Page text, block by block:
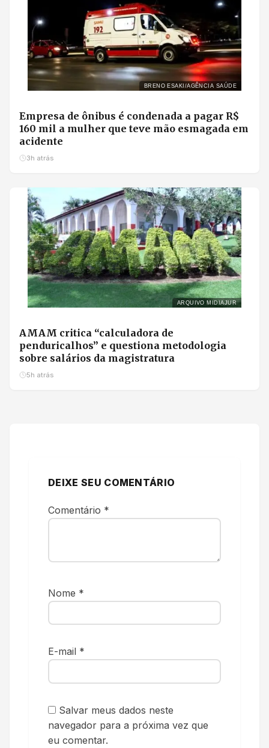
BRENO ESAKI/AGÊNCIA SAÚDE
Empresa de ônibus é condenada a pagar R$
160 mil a mulher que teve mão esmagada em
acidente
3h atrás
ARQUIVO MIDIAJUR
AMAM critica “calculadora de
penduricalhos” e questiona metodologia
sobre salários da magistratura
5h atrás
DEIXE SEU COMENTÁRIO
Comentário *
Nome *
E-mail *
Salvar meus dados neste
navegador para a próxima vez que
eu comentar.